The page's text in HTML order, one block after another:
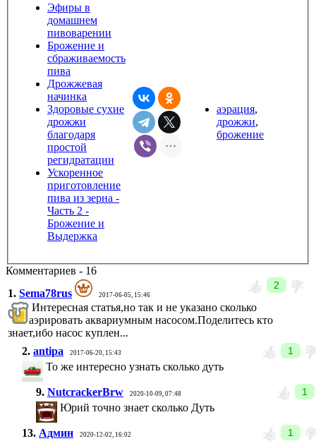
Эфиры в
домашнем
пивоварении
Брожение и
сбраживаемость
пива
Дрожжевая
начинка
Здоровые сухие
дрожжи
благодаря
простой
регидратации
Ускоренное
приготовление
пива из зерна -
Часть 2 -
Брожение и
Выдержка
аэрация,
дрожжи,
брожение
Комментариев - 16
2
1. Sema78rus 2017-06-05, 15:46
Интересная статья,но так и не указано сколько
аэрировать аквариумным насосом.Поделитесь кто
знает,ибо насос куплен...
1
2. antipa 2017-06-20, 15:43
То же интересно узнать сколько дуть
1
9. NutcrackerBrw 2020-10-09, 07:48
Юрий точно знает сколько Дуть
1
13. Админ 2020-12-02, 16:02